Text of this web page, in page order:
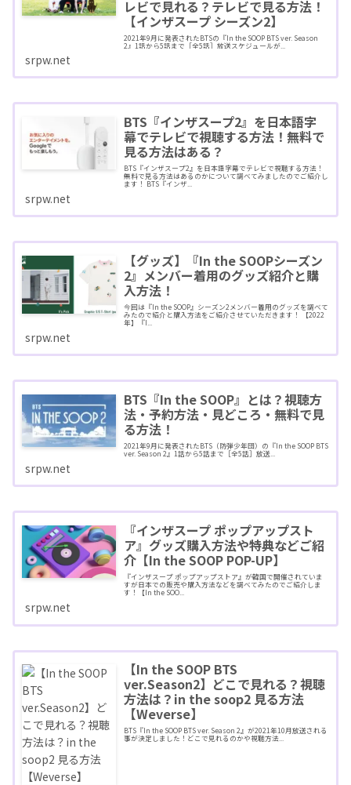
レビで見れる？テレビで見る方法！
【インザスープ シーズン2】
2021年9月に発表されたBTSの『In the SOOP BTS ver. Season
2』1話から5話まで［全5話］放送スケジュールが...
srpw.net
BTS『インザスープ2』を日本語字
幕でテレビで視聴する方法！無料で
見る方法はある？
BTS『インザスープ2』を日本語字幕でテレビで視聴する方法！
無料で見る方法はあるのかについて調べてみましたのでご紹介し
ます！ BTS『インザ...
srpw.net
【グッズ】『In the SOOPシーズン
2』メンバー着用のグッズ紹介と購
入方法！
今回は『In the SOOP』シーズン2メンバー着用のグッズを調べて
みたので紹介と購入方法をご紹介させていただきます！ 【2022
年】『I...
srpw.net
BTS『In the SOOP』とは？視聴方
法・予約方法・見どころ・無料で見
る方法！
2021年9月に発表されたBTS（防弾少年団）の『In the SOOP BTS
ver. Season 2』1話から5話まで［全5話］放送...
srpw.net
『インザスープ ポップアップスト
ア』グッズ購入方法や特典などご紹
介【In the SOOP POP-UP】
『インザスープ ポップアップストア』が韓国で開催されていま
すが日本での販売や購入方法などを調べてみたのでご紹介しま
す！【In the SOO...
srpw.net
【In the SOOP BTS
ver.Season2】どこで見れる？視聴
方法は？in the soop2 見る方法
【Weverse】
BTS『In the SOOP BTS ver. Season 2』が2021年10月放送される
事が決定しました！どこで見れるのかや視聴方法...